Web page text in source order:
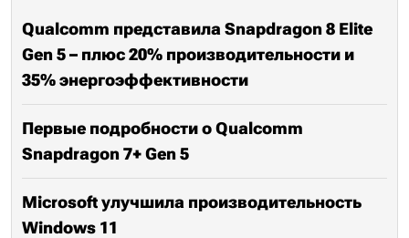
Qualcomm представила Snapdragon 8 Elite
Gen 5 – плюс 20% производительности и
35% энергоэффективности
Первые подробности о Qualcomm
Snapdragon 7+ Gen 5
Microsoft улучшила производительность
Windows 11